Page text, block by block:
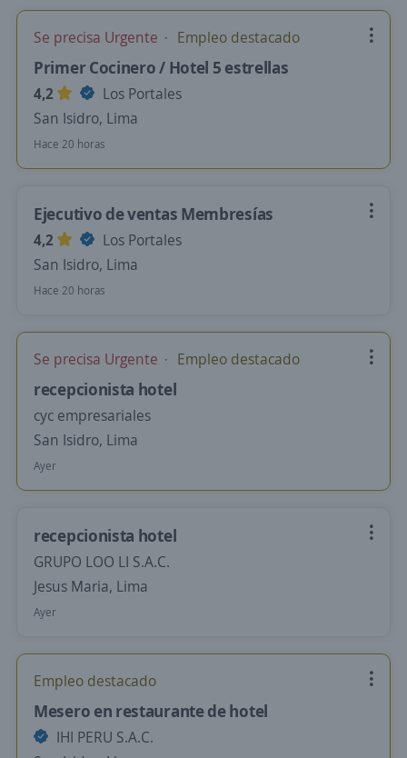
Se precisa Urgente Empleo destacado
Primer Cocinero / Hotel 5 estrellas
4,2
Los Portales
San Isidro, Lima
Hace 20 horas
Ejecutivo de ventas Membresías
4,2
Los Portales
San Isidro, Lima
Hace 20 horas
Se precisa Urgente Empleo destacado
recepcionista hotel
cyc empresariales
San Isidro, Lima
Ayer
recepcionista hotel
GRUPO LOO LI S.A.C.
Jesus Maria, Lima
Ayer
Empleo destacado
Mesero en restaurante de hotel
IHI PERU S.A.C.